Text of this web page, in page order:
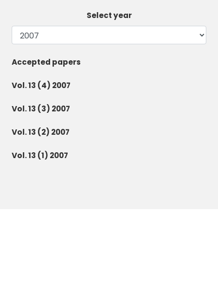
Select year
Accepted papers
Vol. 13 (4) 2007
Vol. 13 (3) 2007
Vol. 13 (2) 2007
Vol. 13 (1) 2007